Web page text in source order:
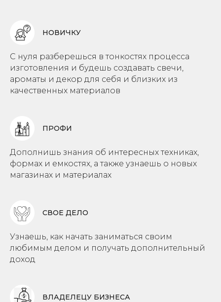
НОВИЧКУ
С нуля разберешься в тонкостях процесса
изготовления и будешь создавать свечи,
ароматы и декор для себя и близких из
качественных материалов
ПРОФИ
Дополнишь знания об интересных техниках,
формах и емкостях, а также узнаешь о новых
магазинах и материалах
СВОЕ ДЕЛО
Узнаешь, как начать заниматься своим
любимым делом и получать дополнительный
доход
ВЛАДЕЛЕЦУ БИЗНЕСА